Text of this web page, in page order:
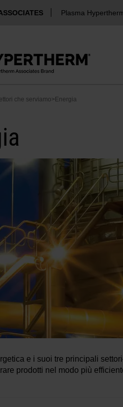
Plasma
che serviamo> Energia
e i suoi tre principali
prodotti nel modo più